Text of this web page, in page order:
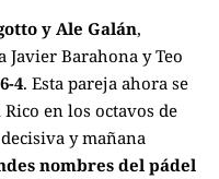
y Ale Galán,
Barahona y Teo
4. Esta pareja ahora se
en los octavos de
y mañana
nombres del pádel